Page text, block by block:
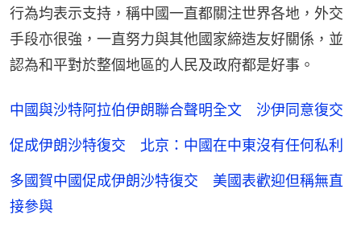
行為均表示支持，稱中國一直都關注世界各地，外交
手段亦很強，一直努力與其他國家締造友好關係，並
認為和平對於整個地區的人民及政府都是好事。
中國與沙特阿拉伯伊朗聯合聲明全文 沙伊同意復交
促成伊朗沙特復交 北京：中國在中東沒有任何私利
多國賀中國促成伊朗沙特復交 美國表歡迎但稱無直
接參與